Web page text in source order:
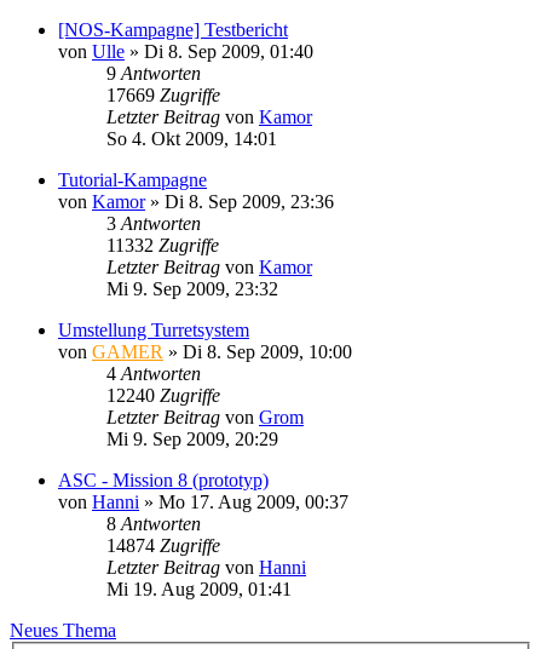
[NOS-Kampagne] Testbericht
von Ulle » Di 8. Sep 2009, 01:40
9 Antworten
17669 Zugriffe
Letzter Beitrag von Kamor
So 4. Okt 2009, 14:01
Tutorial-Kampagne
von Kamor» Di 8. Sep 2009, 23:36
3 Antworten
11332 Zugriffe
Letzter Beitrag von Kamor
Mi 9. Sep 2009, 23:32
Umstellung Turretsystem
von GAMER » Di 8. Sep 2009, 10:00
4 Antworten
12240 Zugriffe
Letzter Beitrag von Grom
Mi 9. Sep 2009, 20:29
ASC - Mission 8 (prototyp)
von Hanni » Mo 17. Aug 2009, 00:37
8 Antworten
14874 Zugriffe
Letzter Beitrag von Hanni
Mi 19. Aug 2009, 01:41
Neues Thema